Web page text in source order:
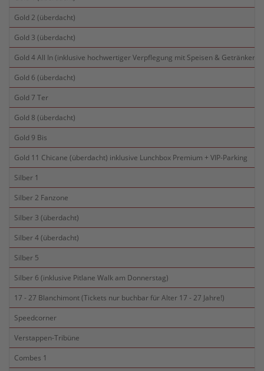
Gold 2 (überdacht)
Gold 3 (überdacht)
Gold 4 All In (inklusive hochwertiger Verpflegung mit Speisen & Getränken)
Gold 6 (überdacht)
Gold 7 Ter
Gold 8 (überdacht)
Gold 9 Bis
Gold 11 Chicane (überdacht) inklusive Lunchbox Premium + VIP-Parking
Silber 1
Silber 2 Fanzone
Silber 3 (überdacht)
Silber 4 (überdacht)
Silber 5
Silber 6 (inklusive Pitlane Walk am Donnerstag)
17 - 27 Blanchimont (Tickets nur buchbar für Alter 17 - 27 Jahre!)
Speedcorner
Verstappen-Tribüne
Combes 1